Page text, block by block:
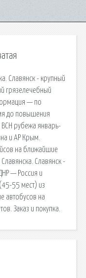
Славянск - крупный
грязелечебный
— по
до повышения
ВСН рубежа январь-
и АР Крым.
на ближайшие
Славянск -
— Россия и
55 мест) из
автобусов на
Заказ и покупка.